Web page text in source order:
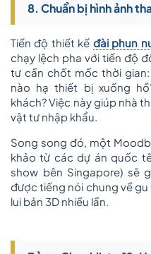
8. Chuẩn bị hình ảnh
Tiến độ thiết kế đài phun
chạy lệch pha với tiến độ
tư cần chốt mốc thời
nào hạ thiết bị xuống
khách? Việc này giúp nhà
vật tư nhập khẩu.
Song song đó, một
khảo từ các dự án quốc
show bên Singapore) sẽ
được tiếng nói chung về gu
lui bản 3D nhiều lần.